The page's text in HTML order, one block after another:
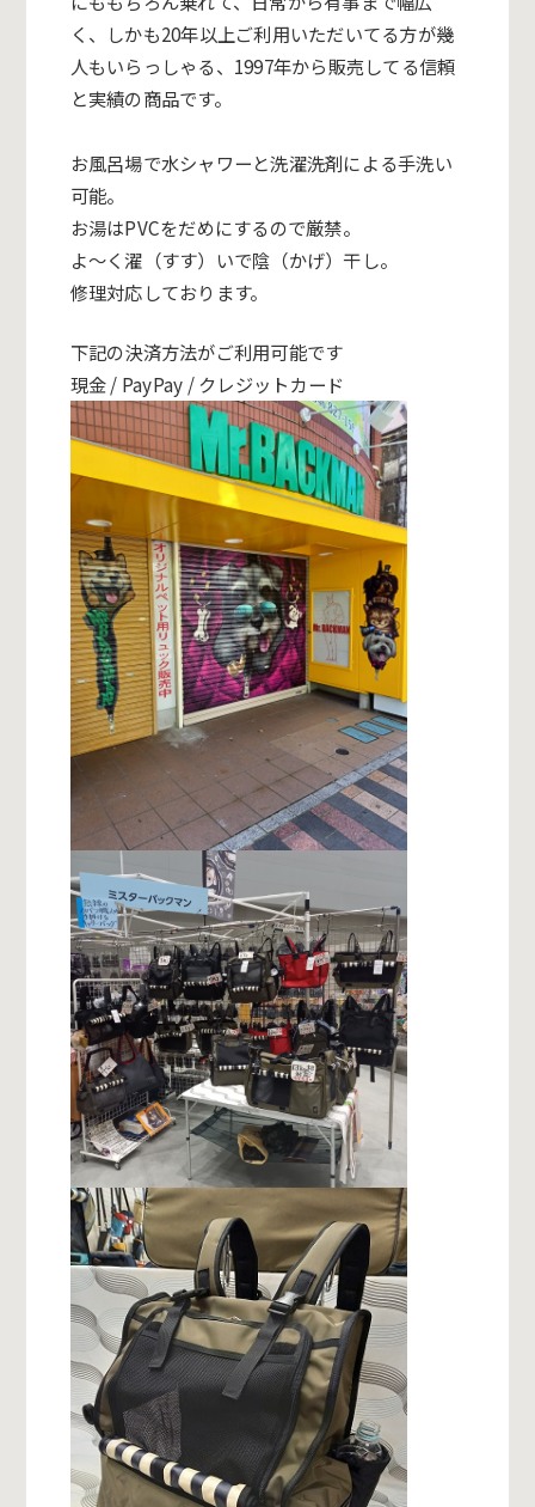
く、しかも20年以上ご利用いただいてる方が幾
人もいらっしゃる、1997年から販売してる信頼
と実績の商品です。
お風呂場で水シャワーと洗濯洗剤による手洗い
可能。
お湯はPVCをだめにするので厳禁。
よ～く濯（すす）いで陰（かげ）干し。
修理対応しております。
下記の決済方法がご利用可能です
現金 / PayPay / クレジットカード